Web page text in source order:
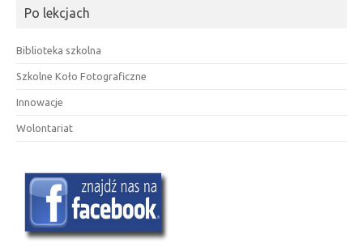
Po lekcjach
Biblioteka szkolna
Szkolne Koło Fotograficzne
Innowacje
Wolontariat